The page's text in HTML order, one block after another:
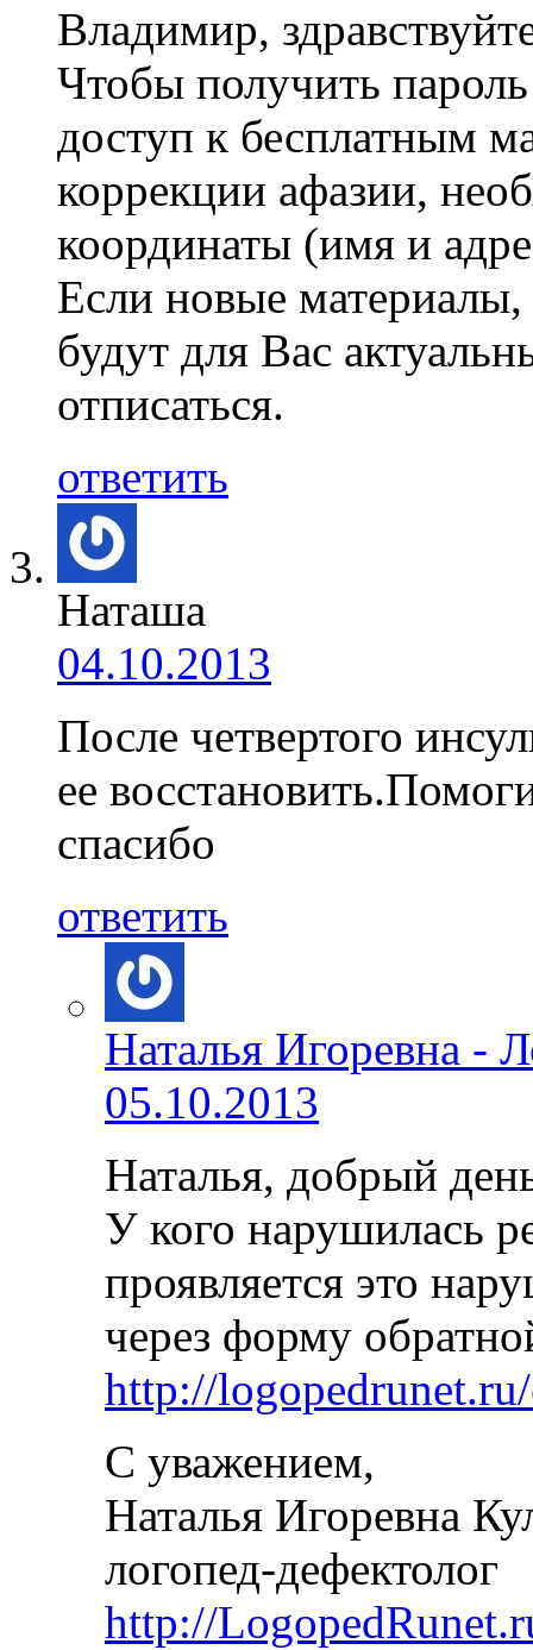
Владимир,
Чтобы получить
доступ к бесплатным
коррекции афазии,
координаты (имя и
Если новые
будут для Вас
отписаться.
ответить
Наташа
04.10.2013
После четвертого
ее
спасибо
ответить
Наталья Игоревна -
05.10.2013
Наталья, добрый
У кого нарушилась
проявляется это
через форму
http://
С уважением,
Наталья Игоревна
логопед-дефектолог
http://